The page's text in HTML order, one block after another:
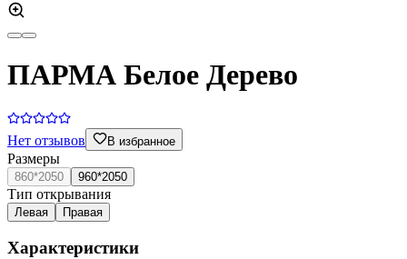
ПАРМА Белое Дерево
Нет отзывов В избранное
Размеры
860*2050 960*2050
Тип открывания
Левая Правая
Характеристики